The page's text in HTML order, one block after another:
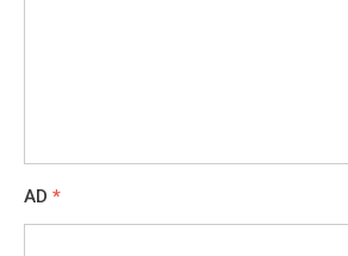
AD *